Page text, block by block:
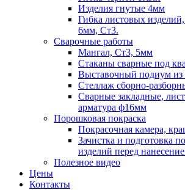
Изделия гнутые 4мм
Гибка листовых
6мм, Ст3.
Сварочные работы
Мангал, Ст3, 5мм
Стаканы сварные под
Выставочный подиум
Стеллаж сборно-
Сварные закладные,
арматура ф16мм
Порошковая покраска
Покрасочная камера,
Зачистка и подготовка
изделий перед
Полезное видео
Цены
Контакты